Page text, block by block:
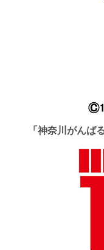
「神奈川がんば